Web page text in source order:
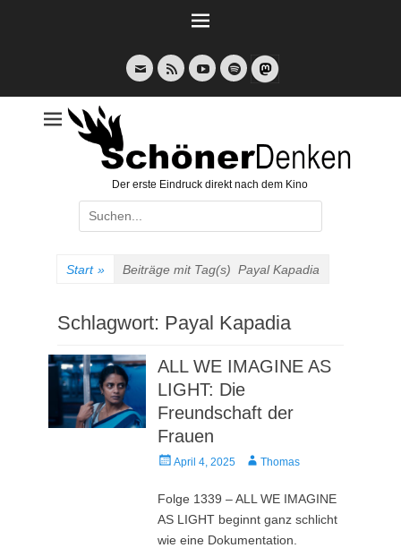
E-
Mail
Feed YouTubeSpotify
Der erste Eindruck direkt nach dem Kino
Suche
nach:
Start » Beiträge mit Tag(s) Payal Kapadia
Schlagwort: Payal Kapadia
ALL WE IMAGINE AS
LIGHT: Die
Freundschaft der
Frauen
Veröffentlicht
April 4, 2025 AutorThomas
Folge 1339 – ALL WE IMAGINE
AS LIGHT beginnt ganz schlicht
wie eine Dokumentation.